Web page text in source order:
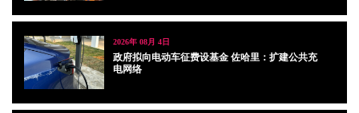
2026年 08月 4日
政府拟向电动车征费设基金 佐哈里：扩建公共充
电网络